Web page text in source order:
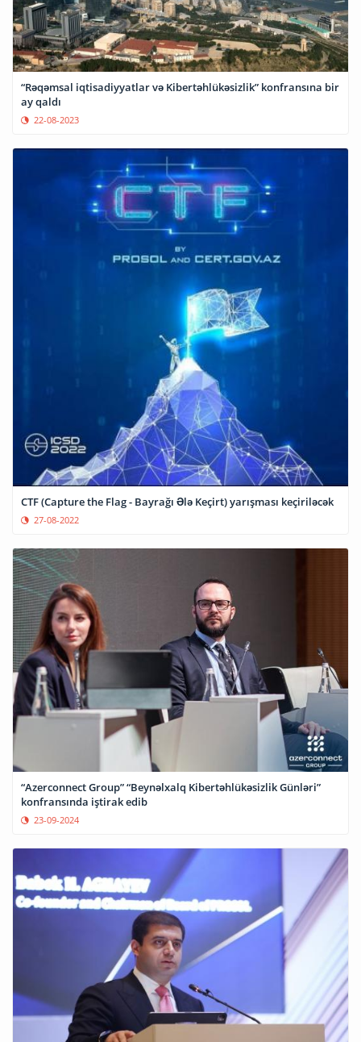
“Rəqəmsal iqtisadiyyatlar və Kibertəhlükəsizlik” konfransına bir
ay qaldı
22-08-2023
CTF (Capture the Flag - Bayrağı Ələ Keçirt) yarışması keçiriləcək
27-08-2022
“Azerconnect Group” “Beynəlxalq Kibertəhlükəsizlik Günləri”
konfransında iştirak edib
23-09-2024